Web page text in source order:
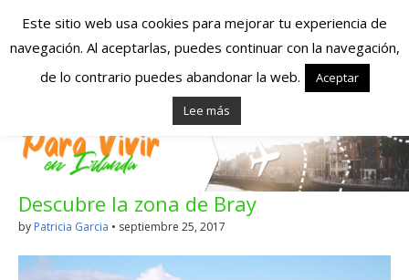
Españoles en
Irlanda – Vivir en
Irlanda – Trabajo
en Irlanda –
Alojamiento en
Descubre la zona de Bray
by Patricia Garcia • septiembre 25, 2017
Este sitio web usa cookies para mejorar tu experiencia de
navegación. Al aceptarlas, puedes continuar con la navegación,
de lo contrario puedes abandonar la web.
Aceptar
Lee más